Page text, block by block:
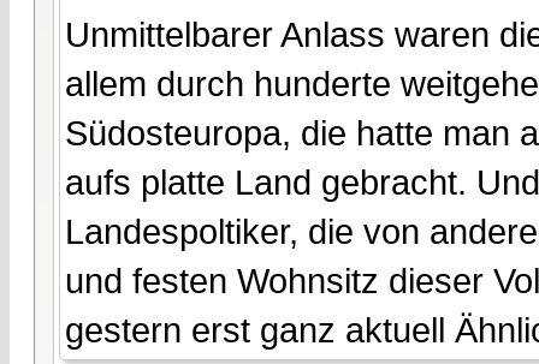
Unmittelbarer Anlass waren
allem durch hunderte
Südosteuropa, die hatte man
aufs platte Land gebracht.
Landespoltiker, die von
und festen Wohnsitz dieser
gestern erst ganz aktuell